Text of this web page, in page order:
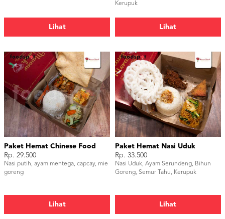
Lihat
Kerupuk
Lihat
Paket Hemat Chinese Food
Rp. 29.500
Nasi putih, ayam mentega, capcay, mie
goreng
Lihat
Paket Hemat Nasi Uduk
Rp. 33.500
Nasi Uduk, Ayam Serundeng, Bihun
Goreng, Semur Tahu, Kerupuk
Lihat